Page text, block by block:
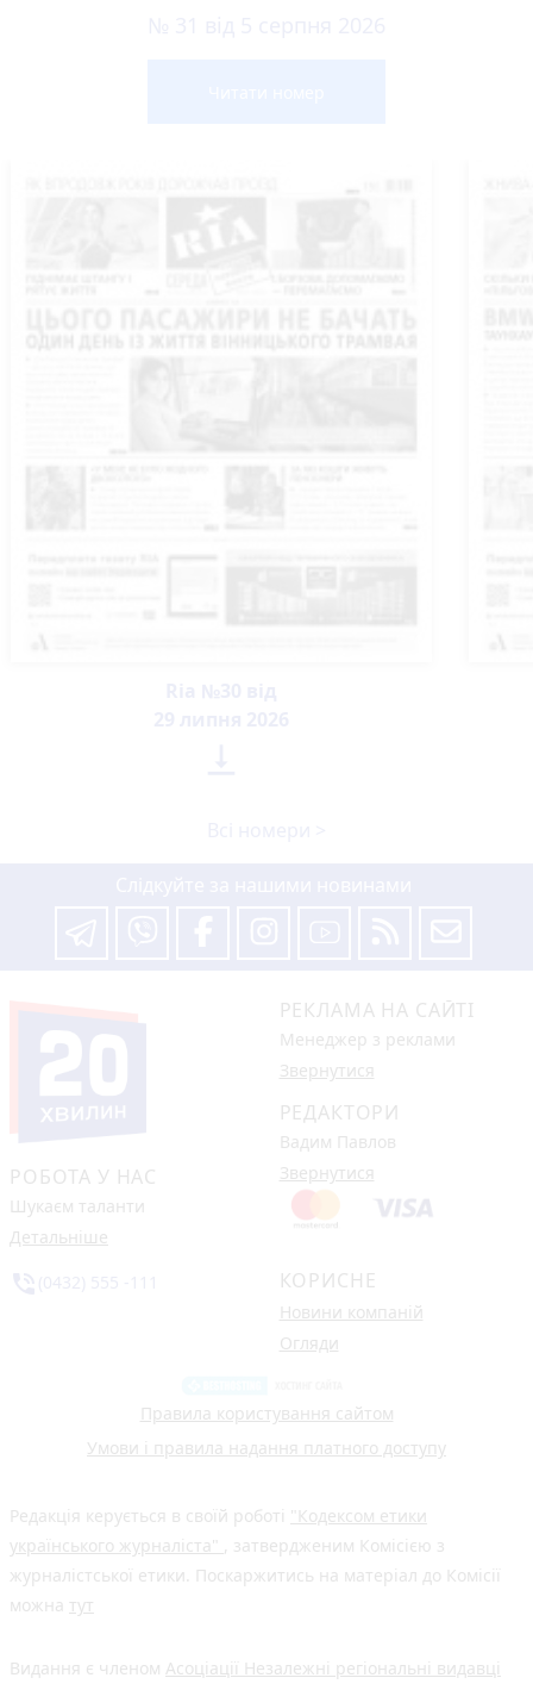
РОБОТА У НАС
Шукаєм таланти
Детальніше
РЕКЛАМА НА САЙТІ
Менеджер з реклами
Звернутися
РЕДАКТОРИ
Вадим Павлов
Звернутися
КОРИСНЕ
Новини компаній
Огляди
Правила користування сайтом
Умови і правила надання платного доступу
Редакція керується в своїй роботі "Кодексом етики
українського журналіста" , затвердженим Комісією з
журналістської етики. Поскаржитись на матеріал до Комісії
можна тут
Видання є членом Асоціації Незалежні регіональні видавці